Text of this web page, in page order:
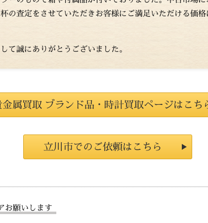
の査定をさせていただきお客様にご満足いただける価
て誠にありがとうございました。
金属買取 ブランド品・時計買取ページはこち
立川市でのご依頼はこちら
お願いします